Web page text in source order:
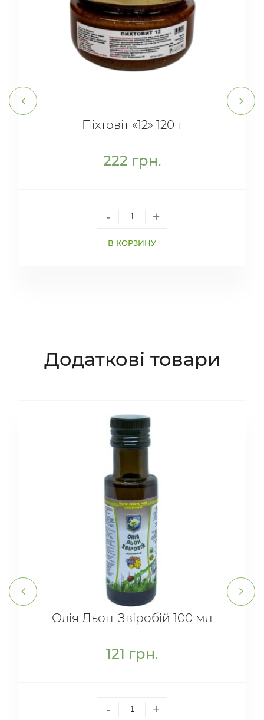
Піхтовіт «12» 120 г
222 грн.
- +
В КОРЗИНУ
Додаткові товари
Олія Льон-Звіробій 100 мл
121 грн.
- +